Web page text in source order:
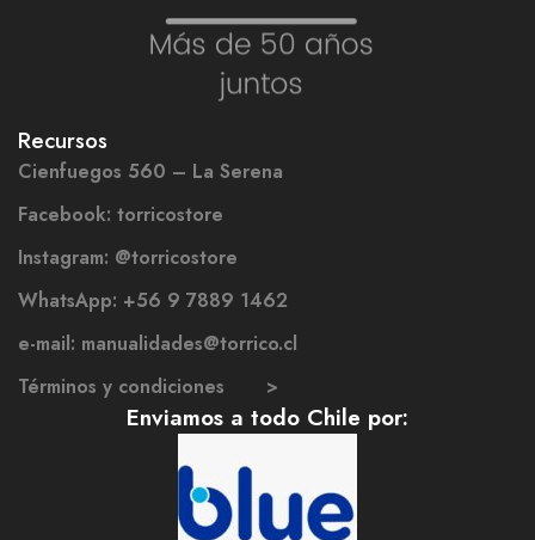
Recursos
Cienfuegos 560 – La Serena
Facebook: torricostore
Instagram: @torricostore
WhatsApp: +56 9 7889 1462
e-mail: manualidades@torrico.cl
Términos y condiciones >
Enviamos a todo Chile por: